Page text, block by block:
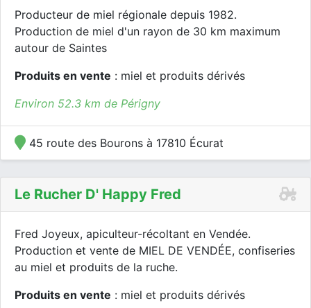
Producteur de miel régionale depuis 1982.
Production de miel d'un rayon de 30 km maximum
autour de Saintes
Produits en vente : miel et produits dérivés
Environ 52.3 km de Périgny
45 route des Bourons à 17810 Écurat
Le Rucher D' Happy Fred
Fred Joyeux, apiculteur-récoltant en Vendée.
Production et vente de MIEL DE VENDÉE, confiseries
au miel et produits de la ruche.
Produits en vente : miel et produits dérivés